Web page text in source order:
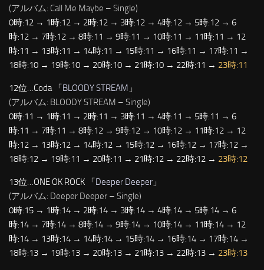
(アルバム: Call Me Maybe – Single)
0時:12 → 1時:12 → 2時:12 → 3時:12 → 4時:12 → 5時:12 → 6
時:12 → 7時:12 → 8時:11 → 9時:11 → 10時:11 → 11時:11 → 12
時:11 → 13時:11 → 14時:11 → 15時:11 → 16時:11 → 17時:11 →
18時:10 → 19時:10 → 20時:10 → 21時:10 → 22時:11 → 23時:11
12位…Coda 「BLOODY STREAM 」
(アルバム: BLOODY STREAM – Single)
0時:11 → 1時:11 → 2時:11 → 3時:11 → 4時:11 → 5時:11 → 6
時:11 → 7時:11 → 8時:12 → 9時:12 → 10時:12 → 11時:12 → 12
時:12 → 13時:12 → 14時:12 → 15時:12 → 16時:12 → 17時:12 →
18時:12 → 19時:11 → 20時:11 → 21時:12 → 22時:12 → 23時:12
13位…ONE OK ROCK 「Deeper Deeper 」
(アルバム: Deeper Deeper – Single)
0時:15 → 1時:14 → 2時:14 → 3時:14 → 4時:14 → 5時:14 → 6
時:14 → 7時:14 → 8時:14 → 9時:14 → 10時:14 → 11時:14 → 12
時:14 → 13時:14 → 14時:14 → 15時:14 → 16時:14 → 17時:14 →
18時:13 → 19時:13 → 20時:13 → 21時:13 → 22時:13 → 23時:13